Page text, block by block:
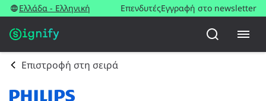
Ελλάδα - Ελληνική ΕπενδυτέςΕγγραφή στο newsletter
Επιστροφή στη σειρά